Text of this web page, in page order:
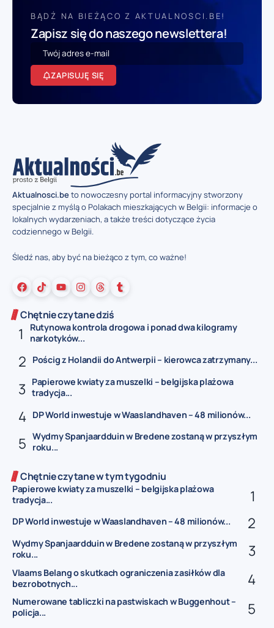
BĄDŹ NA BIEŻĄCO Z AKTUALNOSCI.BE!
Zapisz się do naszego newslettera!
ZAPISUJĘ SIĘ
Aktualnosci.beto nowoczesny portal informacyjny stworzony
specjalnie z myślą o Polakach mieszkających w Belgii: informacje o
lokalnych wydarzeniach, a także treści dotyczące życia
codziennego w Belgii.
Śledź nas, aby być na bieżąco z tym, co ważne!
Chętnie czytane dziś
Rutynowa kontrola drogowa i ponad dwa kilogramy
narkotyków...
Pościg z Holandii do Antwerpii – kierowca zatrzymany...
Papierowe kwiaty za muszelki – belgijska plażowa
tradycja...
DP World inwestuje w Waaslandhaven – 48 milionów...
Wydmy Spanjaardduin w Bredene zostaną w przyszłym
roku...
Chętnie czytane w tym tygodniu
Papierowe kwiaty za muszelki – belgijska plażowa
tradycja...
DP World inwestuje w Waaslandhaven – 48 milionów...
Wydmy Spanjaardduin w Bredene zostaną w przyszłym
roku...
Vlaams Belang o skutkach ograniczenia zasiłków dla
bezrobotnych...
Numerowane tabliczki na pastwiskach w Buggenhout –
policja...